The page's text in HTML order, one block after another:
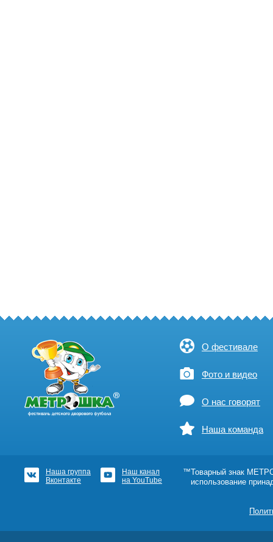
О фестивале
Фото и видео
О нас говорят
Наша команда
Наша группа
Вконтакте
Наш канал
на YouTube
™Товарный знак
использование